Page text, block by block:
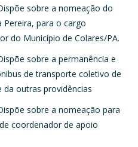
sobre a nomeação do
Pereira, para o cargo
do Município de Colares/PA.
sobre a permanência e
de transporte coletivo de
da outras providências
sobre a nomeação para
coordenador de apoio